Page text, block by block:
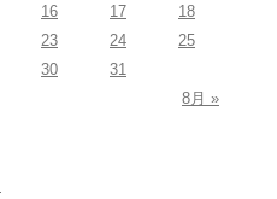
16 17
18
23 24
25
30
31
8月 »